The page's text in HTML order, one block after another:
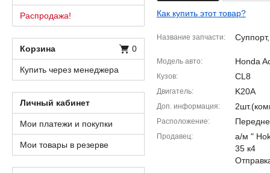
Как купить этот товар?
Название запчасти
Модель авто Honda
Кузов CL8
Двигатель K20A
Доп. информация
Расположение
Продавец
а/м "
35 к4
Распродажа!
Корзина 0
Купить через менеджера
Личный кабинет
Мои платежи и покупки
Мои товары в резерве